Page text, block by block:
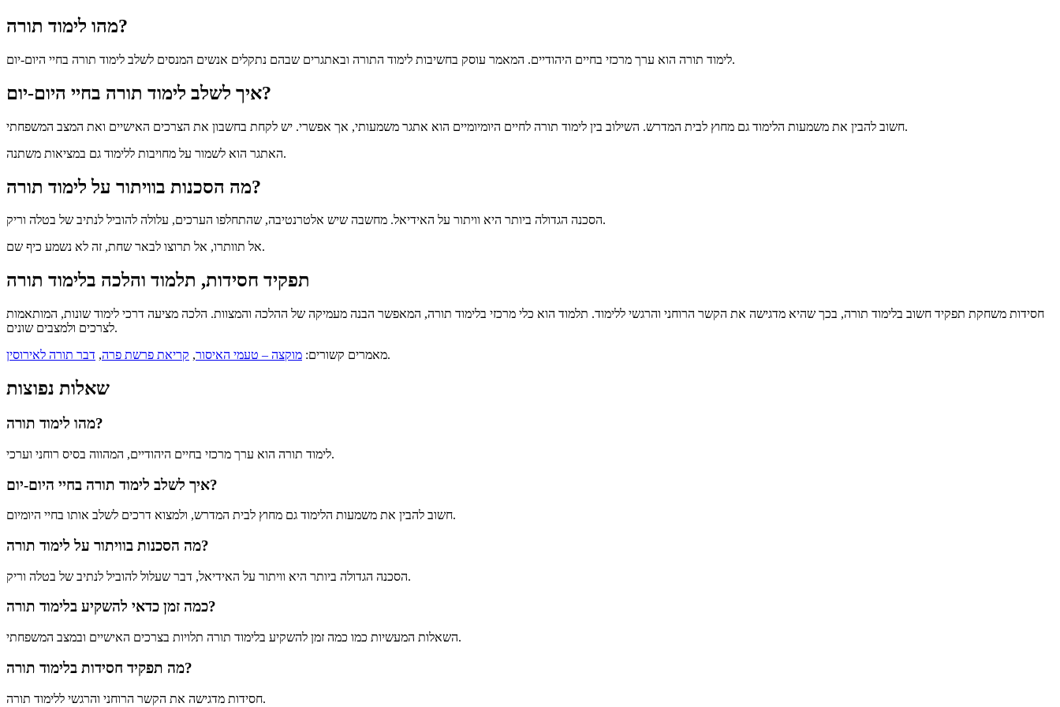
מהו לימוד תורה?
לימוד תורה הוא ערך מרכזי בחיים היהודיים. המאמר עוסק בחשיבות לימוד התורה ובאתגרים שבהם נתקלים אנשים המנסים לשלב לימוד תורה בחיי היום-יום.
איך לשלב לימוד תורה בחיי היום-יום?
חשוב להבין את משמעות הלימוד גם מחוץ לבית המדרש. השילוב בין לימוד תורה לחיים היומיומיים הוא אתגר משמעותי, אך אפשרי. יש לקחת בחשבון את הצרכים האישיים ואת המצב המשפחתי.
האתגר הוא לשמור על מחויבות ללימוד גם במציאות משתנה.
מה הסכנות בוויתור על לימוד תורה?
הסכנה הגדולה ביותר היא וויתור על האידיאל. מחשבה שיש אלטרנטיבה, שהתחלפו הערכים, עלולה להוביל לנתיב של בטלה וריק.
אל תוותרו, אל תרוצו לבאר שחת, זה לא נשמע כיף שם.
תפקיד חסידות, תלמוד והלכה בלימוד תורה
חסידות משחקת תפקיד חשוב בלימוד תורה, בכך שהיא מדגישה את הקשר הרוחני והרגשי ללימוד. תלמוד הוא כלי מרכזי בלימוד תורה, המאפשר הבנה מעמיקה של ההלכה והמצוות. הלכה מציעה דרכי לימוד שונות, המותאמות
לצרכים ולמצבים שונים.
מאמרים קשורים: מוקצה – טעמי האיסור, קריאת פרשת פרה, דבר תורה לאירוסין .
שאלות נפוצות
מהו לימוד תורה?
לימוד תורה הוא ערך מרכזי בחיים היהודיים, המהווה בסיס רוחני וערכי.
איך לשלב לימוד תורה בחיי היום-יום?
חשוב להבין את משמעות הלימוד גם מחוץ לבית המדרש, ולמצוא דרכים לשלב אותו בחיי היומיום.
מה הסכנות בוויתור על לימוד תורה?
הסכנה הגדולה ביותר היא וויתור על האידיאל, דבר שעלול להוביל לנתיב של בטלה וריק.
כמה זמן כדאי להשקיע בלימוד תורה?
השאלות המעשיות כמו כמה זמן להשקיע בלימוד תורה תלויות בצרכים האישיים ובמצב המשפחתי.
מה תפקיד חסידות בלימוד תורה?
חסידות מדגישה את הקשר הרוחני והרגשי ללימוד תורה.